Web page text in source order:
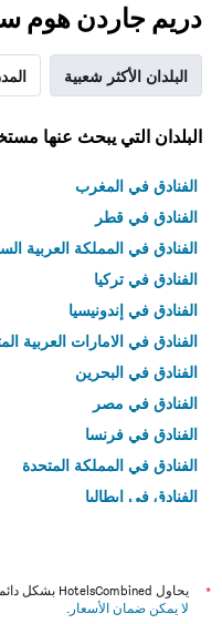
دريم جاردن هوم
البلدان الأكثر شعبية
البلدان التي يبحث عنها
الفنادق في المغرب
الفنادق في قطر
الفنادق في المملكة العربية
الفنادق في تركيا
الفنادق في إندونيسيا
الفنادق في الامارات العربية
الفنادق في البحرين
الفنادق في مصر
الفنادق في فرنسا
الفنادق في المملكة المتحدة
الفنادق في إيطاليا
*
يحاول HotelsCombined بشكل دائم الحصول على الأسعار الدقيقة، ولكن
لا يمكن ضمان الأسعار .